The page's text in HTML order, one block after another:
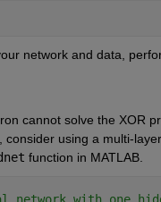
network and data,
cannot solve the XOR
using a multi-
function in MATLAB.